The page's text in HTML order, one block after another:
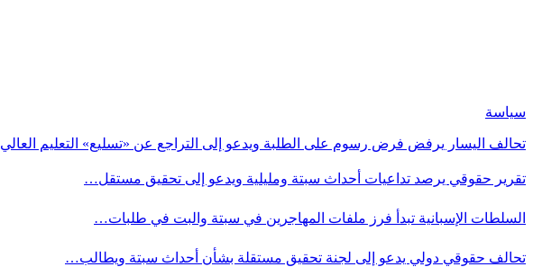
سياسة
تحالف اليسار يرفض فرض رسوم على الطلبة ويدعو إلى التراجع عن «تسليع» التعليم العالي
تقرير حقوقي يرصد تداعيات أحداث سبتة ومليلية ويدعو إلى تحقيق مستقل…
السلطات الإسبانية تبدأ فرز ملفات المهاجرين في سبتة والبت في طلبات…
تحالف حقوقي دولي يدعو إلى لجنة تحقيق مستقلة بشأن أحداث سبتة ويطالب…